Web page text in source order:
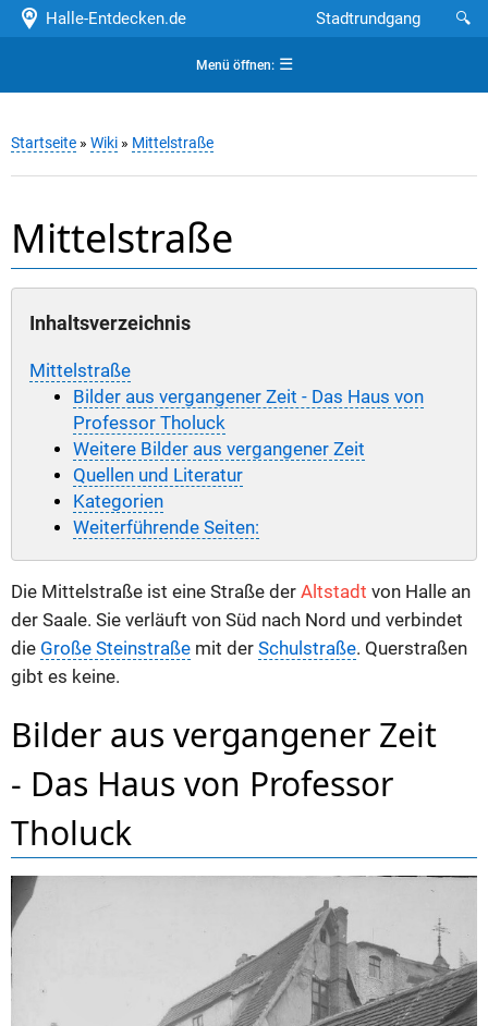
Halle-Entdecken.de 🔍
Stadtrundgang
Menü öffnen:☰
Startseite » Wiki » Mittelstraße
Mittelstraße
Inhaltsverzeichnis
Mittelstraße
Bilder aus vergangener Zeit - Das Haus von
Professor Tholuck
Weitere Bilder aus vergangener Zeit
Quellen und Literatur
Kategorien
Weiterführende Seiten:
Die Mittelstraße ist eine Straße der Altstadt von Halle an
der Saale. Sie verläuft von Süd nach Nord und verbindet
die Große Steinstraße mit der Schulstraße. Querstraßen
gibt es keine.
Bilder aus vergangener Zeit
- Das Haus von Professor
Tholuck